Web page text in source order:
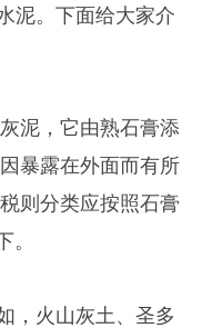
泥。下面给大家介
泥，它由熟石膏添
暴露在外面而有所
则分类应按照石膏
，火山灰土、圣多